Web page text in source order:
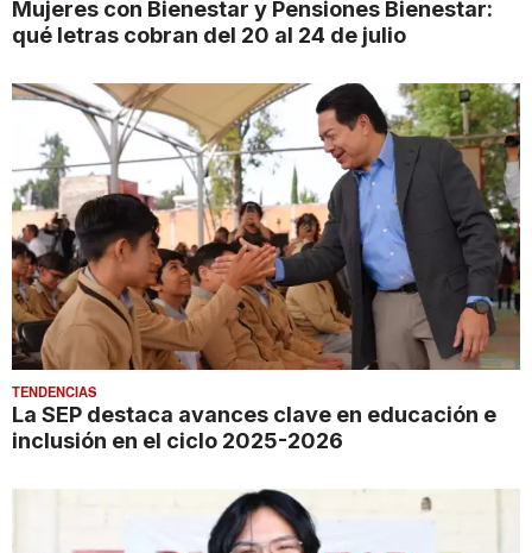
Mujeres con Bienestar y Pensiones Bienestar:
qué letras cobran del 20 al 24 de julio
TENDENCIAS
La SEP destaca avances clave en educación e
inclusión en el ciclo 2025-2026